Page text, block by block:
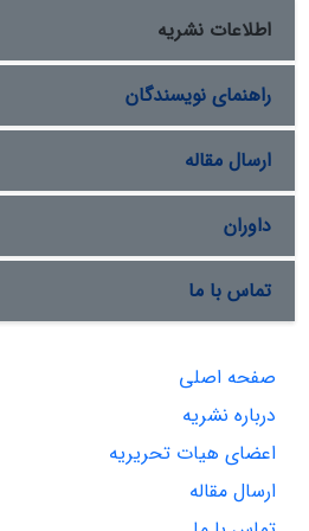
اطلاعات نشریه
راهنمای نویسندگان
ارسال مقاله
داوران
تماس با ما
صفحه اصلی
درباره نشریه
اعضای هیات تحریریه
ارسال مقاله